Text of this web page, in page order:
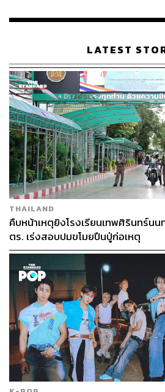
TAGS: กีฬาฟุตบอล Donald Trump
สโมสรฟุตบอล
การแข่งขันฟุต
FIFA Club World Cup
FIFA
ABOUT THE
อนุชิต ไกรวิจิตร
Content Creator
กีฬา สำนักข่าว
อดิเรกคือการสัม
เรือนไทยที่ถูกซุกไว้
LATEST
THAILAND
คืบหน้าเหตุยิงโรงเรียนเทพศิรินทร์น
ตร. เร่งสอบปมขโมยปืนปู่ก่อเหตุ